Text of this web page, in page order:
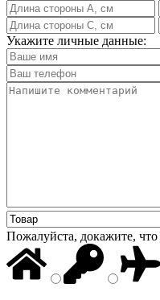
Укажите личные данные:
Пожалуйста, докажите,